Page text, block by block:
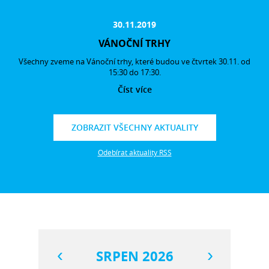
30.11.2019
VÁNOČNÍ TRHY
Všechny zveme na Vánoční trhy, které budou ve čtvrtek 30.11. od
15:30 do 17:30.
Číst více
ZOBRAZIT VŠECHNY AKTUALITY
Odebírat aktuality RSS
SRPEN 2026